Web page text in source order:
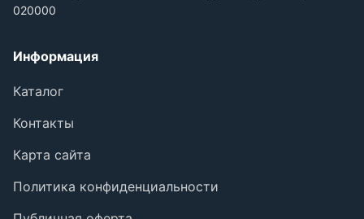
020000
Информация
Каталог
Контакты
Карта сайта
Политика конфиденциальности